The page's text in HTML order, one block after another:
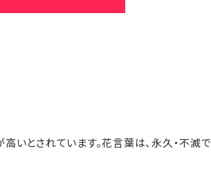
いとされています。花言葉は、永久・不滅で